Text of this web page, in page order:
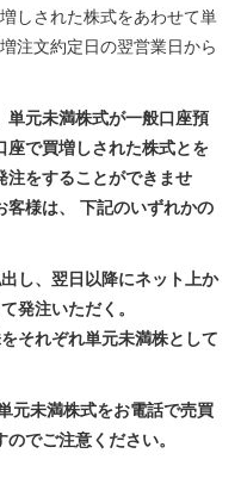
しされた株式をあわせて単
注文約定日の翌営業日から
単元未満株式が一般口座預
座で買増しされた株式とを
注をすることができませ
客様は、 下記のいずれかの
し、翌日以降にネット上か
発注いただく。
それぞれ単元未満株として
元未満株式をお電話で売買
でご注意ください。